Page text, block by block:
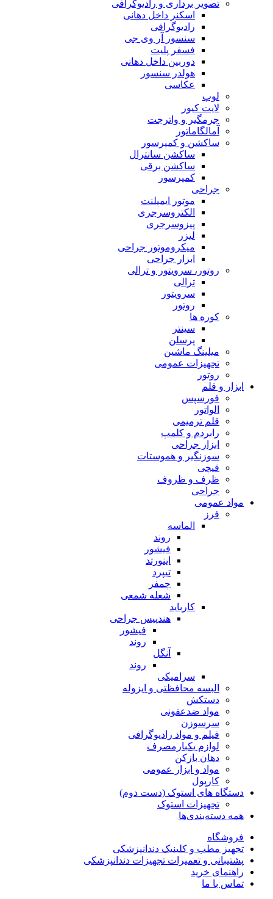
تصویر برداری و رادیوگرافی
اسکنر داخل دهانی
رادیوگرافی
سنسور آر وی جی
فسفر پلیت
دوربین داخل دهانی
هولدر سنسور
عکاسی
لوپ
لایت کیور
جرمگیر و واترجت
آمالگاماتور
ساکشن و کمپرسور
ساکشن سانترال
ساکشن برقی
کمپرسور
جراحی
موتور ایمپلنت
الکتروسرجری
پیزوسرجری
لیزر
میکروموتور جراحی
ابزار جراحی
روتور، سرویتور و ترالی
ترالی
سرویتور
روتور
کوره ها
سینتر
پرسلن
میلینگ ماشین
تجهیزات عمومی
روتور
ابزار و قلم
فورسپس
الواتور
قلم ترمیمی
رابردم و کلمپ
ابزار جراحی
سوزنگیر و هموستات
قیچی
ظرف و ظروف
جراحی
مواد عمومی
فرز
الماسه
روند
فیشور
اینورتد
تیپرد
چمفر
شعله شمعی
کارباید
هندپیس جراحی
فیشور
روند
آنگل
روند
سرامیکی
البسه محافظتی و ایزوله
دستکش
مواد ضدعفونی
سرسوزن
فیلم و مواد رادیوگرافی
لوازم یکبارمصرف
دهان بازکن
مواد و ابزار عمومی
کارپول
دستگاه های استوک (دست دوم)
تجهیزات استوک
همه دسته‌بندی‌ها
فروشگاه
تجهیز مطب و کلینیک دندانپزشکی
پشتیبانی و تعمیرات تجهیزات دندانپزشکی
راهنمای خرید
تماس با ما